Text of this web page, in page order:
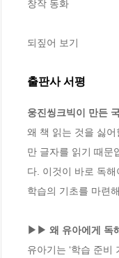
창작 동화
되짚어 보기
출판사 서평
웅진씽크빅이 만든
왜 책 읽는 것을 싫
만 글자를 읽기 때문
다. 이것이 바로 독
학습의 기초를 마련
▶▶ 왜 유아에게 독
유아기는 ‘학습 준